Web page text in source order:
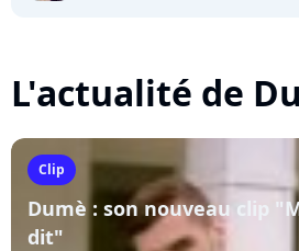
L'actualité de
Clip
Dumè : son nouveau clip
dit"